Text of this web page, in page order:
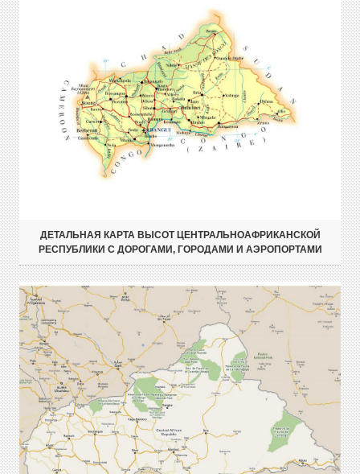
ДЕТАЛЬНАЯ КАРТА ВЫСОТ ЦЕНТРАЛЬНОАФРИКАНСКОЙ
РЕСПУБЛИКИ С ДОРОГАМИ, ГОРОДАМИ И АЭРОПОРТАМИ